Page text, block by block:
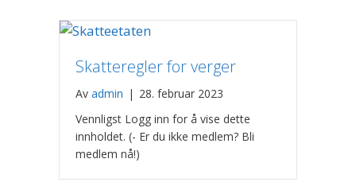
Skatteregler for verger
Av admin | 28. februar 2023
Vennligst Logg inn for å vise dette
innholdet. (- Er du ikke medlem? Bli
medlem nå!)